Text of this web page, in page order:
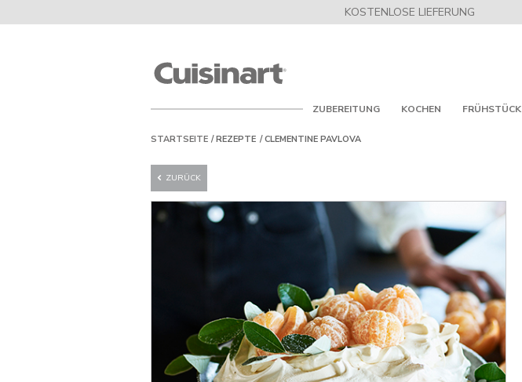
KOSTENLOSE LIEFERUNG
ZUBEREITUNG KOCHEN FRÜHSTÜCK
STARTSEITE REZEPTE CLEMENTINE PAVLOVA
ZURÜCK